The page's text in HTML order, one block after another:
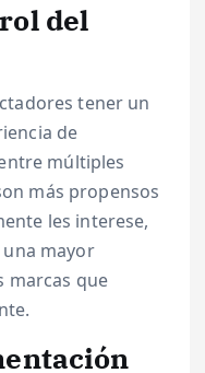
del
tener un
de
múltiples
más propensos
les interese,
una mayor
marcas que